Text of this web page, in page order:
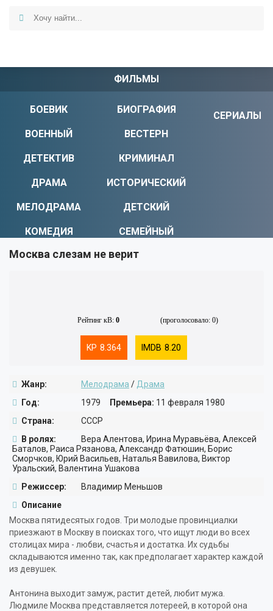
ФИЛЬМЫ
БОЕВИК
ВОЕННЫЙ
ДЕТЕКТИВ
ДРАМА
МЕЛОДРАМА
КОМЕДИЯ
УЖАСЫ
БИОГРАФИЯ
ВЕСТЕРН
КРИМИНАЛ
ИСТОРИЧЕСКИЙ
ДЕТСКИЙ
СЕМЕЙНЫЙ
МИСТИКА
ФИЛЬМ-НУАР
ИГРА
КОРОТКОМЕТРАЖНЫЙ
СЕРИАЛЫ
БОЕВИК
ДЕТЕКТИВ
МЕЛОДРАМА
УЖАСЫ
ФАНТАСТИКА
БИОГРАФИЯ РОССИЙСКИЕ
Москва слезам не верит
Рейтинг кВ: 0 (проголосовало: 0)
8.364 8.20
Жанр: Мелодрама / Драма
Год:
1979 Премьера: 11 февраля 1980
Страна:
СССР
В ролях:
Вера Алентова, Ирина Муравьёва, Алексей
Баталов, Раиса Рязанова, Александр Фатюшин, Борис
Сморчков, Юрий Васильев, Наталья Вавилова, Виктор
Уральский, Валентина Ушакова
Режиссер:
Владимир Меньшов
Описание
Москва пятидесятых годов. Три молодые провинциалки
приезжают в Москву в поисках того, что ищут люди во всех
столицах мира - любви, счастья и достатка. Их судьбы
складываются именно так, как предполагает характер каждой
из девушек.
Антонина выходит замуж, растит детей, любит мужа.
Людмиле Москва представляется лотереей, в которой она